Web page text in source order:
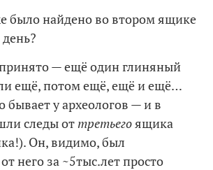
было найдено во втором ящике
— ещё один глиняный
ещё, потом ещё, ещё и ещё…
бывает у археологов — и в
следы от третьего ящика
Он, видимо, был
него за ~5тыс.лет просто